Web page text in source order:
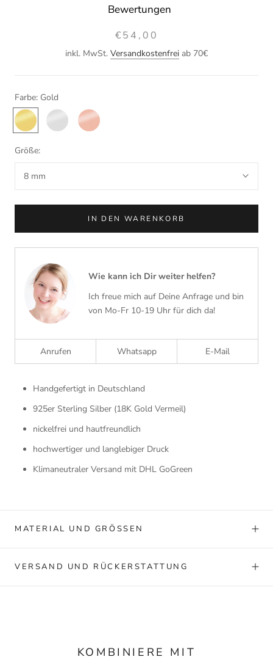
Bewertungen
€54,00
inkl. MwSt. Versandkostenfrei ab 70€
Farbe: Gold
Gold
Silber Rosegold
Größe:
8 mm
IN DEN WARENKORB
Wie kann ich Dir weiter helfen?
Ich freue mich auf Deine Anfrage und bin
von Mo-Fr 10-19 Uhr für dich da!
Anrufen Whatsapp E-Mail
Handgefertigt in Deutschland
925er Sterling Silber (18K Gold Vermeil)
nickelfrei und hautfreundlich
hochwertiger und langlebiger Druck
Klimaneutraler Versand mit DHL GoGreen
MATERIAL UND GRÖSSEN
VERSAND UND RÜCKERSTATTUNG
KOMBINIERE MIT